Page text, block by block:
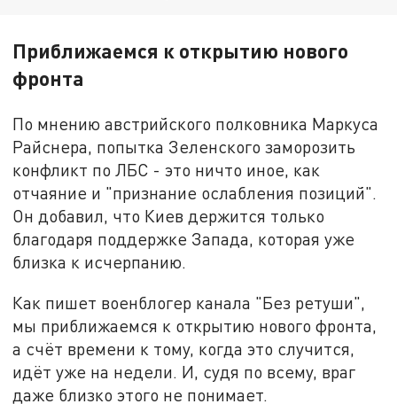
Приближаемся к открытию нового
фронта
По мнению австрийского полковника Маркуса
Райснера, попытка Зеленского заморозить
конфликт по ЛБС - это ничто иное, как
отчаяние и "признание ослабления позиций".
Он добавил, что Киев держится только
благодаря поддержке Запада, которая уже
близка к исчерпанию.
Как пишет военблогер канала "Без ретуши",
мы приближаемся к открытию нового фронта,
а счёт времени к тому, когда это случится,
идёт уже на недели. И, судя по всему, враг
даже близко этого не понимает.